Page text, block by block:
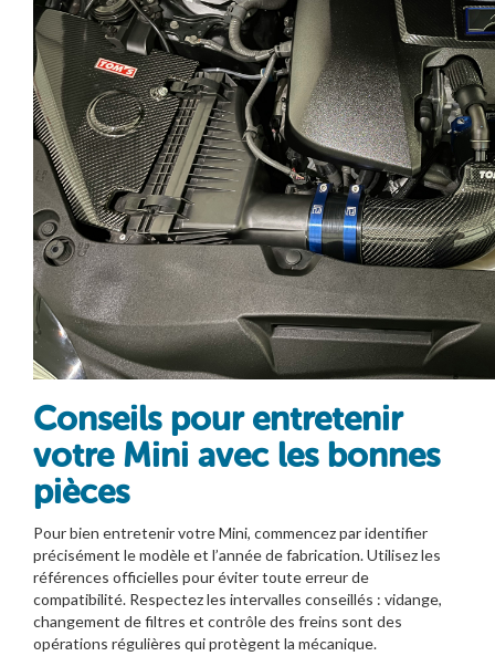
Conseils pour entretenir
votre Mini avec les bonnes
pièces
Pour bien entretenir votre Mini, commencez par identifier
précisément le modèle et l’année de fabrication. Utilisez les
références officielles pour éviter toute erreur de
compatibilité. Respectez les intervalles conseillés : vidange,
changement de filtres et contrôle des freins sont des
opérations régulières qui protègent la mécanique.